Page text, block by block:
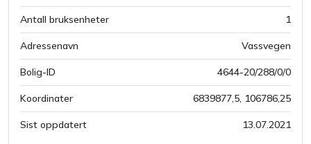
Antall bruksenheter 1
Adressenavn Vassvegen
Bolig-ID 4644-20/288/0/0
Koordinater 6839877,5, 106786,25
Sist oppdatert 13.07.2021